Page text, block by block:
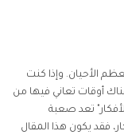
الأحيان. وإذا كنت
أوقات تعاني فيها من
تعد صعبة
فقد يكون هذا المقال